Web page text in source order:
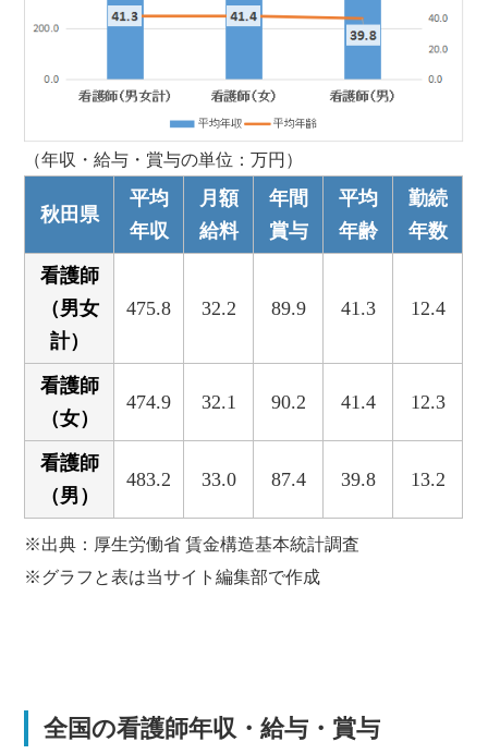
（年収・給与・賞与の単位：万円）
秋田県
平均
年収
月額
給料
年間
賞与
平均
年齢
勤続
年数
看護師
（男女
計）
475.8 32.2 89.9 41.3 12.4
看護師
（女）
474.9 32.1 90.2 41.4 12.3
看護師
（男）
483.2 33.0 87.4 39.8 13.2
※出典：厚生労働省 賃金構造基本統計調査
※グラフと表は当サイト編集部で作成
全国の看護師年収・給与・賞与